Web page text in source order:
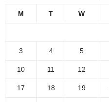
M T W
3 4 5
10 11 12
17 18 19